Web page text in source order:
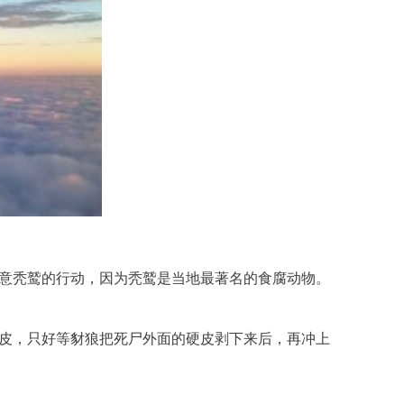
鹫的行动，因为秃鹫是当地最著名的食腐动物。
，只好等豺狼把死尸外面的硬皮剥下来后，再冲上